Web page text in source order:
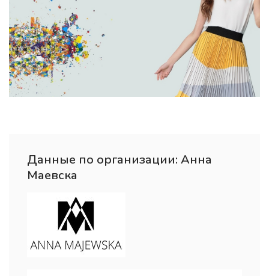
Данные по организации: Анна
Маевска